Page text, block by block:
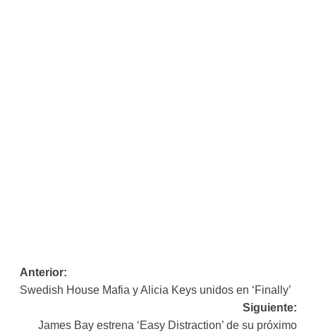
Navegación
de
entradas
Anterior:
Swedish House Mafia y Alicia Keys unidos en ‘Finally’
Siguiente:
James Bay estrena ‘Easy Distraction’ de su próximo